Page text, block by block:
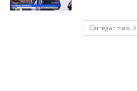
Carregar mais